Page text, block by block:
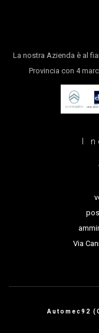
La nostra Azienda è al
Provincia con 4
I
Via
Automec92